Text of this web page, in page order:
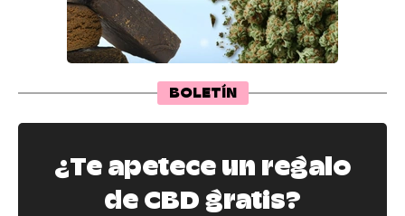
BOLETÍN
¿Te apetece un regalo
de CBD gratis?